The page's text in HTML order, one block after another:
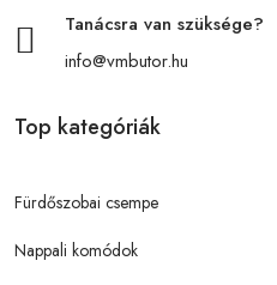
Tanácsra van szüksége?
info@vmbutor.hu
Top kategóriák
Fürdőszobai csempe
Nappali komódok